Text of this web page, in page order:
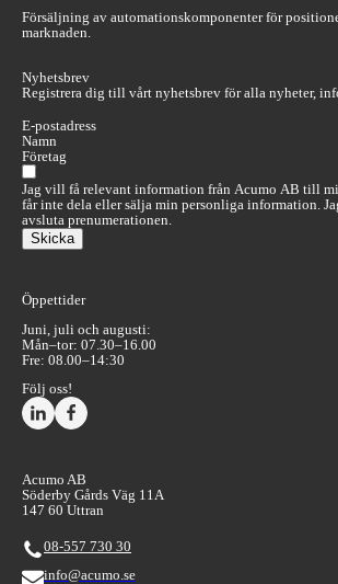
Försäljning av automationskomponenter för
marknaden.
Nyhetsbrev
Registrera dig till vårt nyhetsbrev för alla nyheter,
Sektion
Jag vill få relevant information från Acumo AB till
får inte dela eller sälja min personliga information.
avsluta prenumerationen.
Skicka
Öppettider
Juni, juli och augusti:
Mån–tor: 07.30–16.00
Fre: 08.00–14:30
Följ oss!
Acumo AB
Söderby Gårds Väg 11A
147 60 Uttran
08-557 730 30
info@acumo.se